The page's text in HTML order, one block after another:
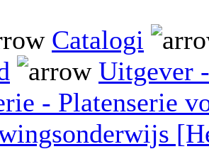
Catalogi
Uitgever
- Platenserie